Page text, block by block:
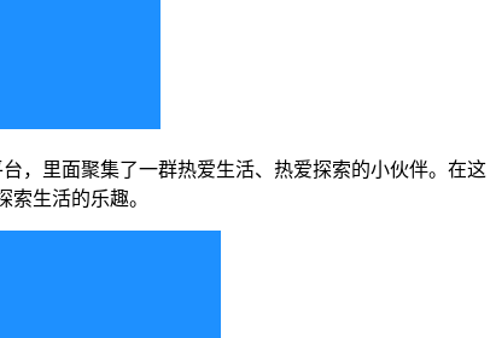
，里面聚集了一群热爱生活、热爱探索的小伙伴。在这
生活的乐趣。